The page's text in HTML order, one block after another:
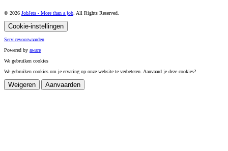
© 2026 JobJets - More than a job . All Rights Reserved.
Cookie-instellingen
Servicevoorwaarden
Powered by aware
We gebruiken cookies
We gebruiken cookies om je ervaring op onze website te verbeteren. Aanvaard je deze cookies?
Weigeren Aanvaarden